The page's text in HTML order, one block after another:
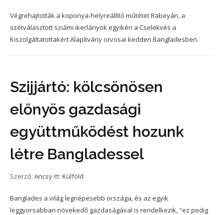
Végrehajtották a koponya-helyreállító műtétet Rabeyán, a
szétválasztott sziámi ikerlányok egyikén a Cselekvés a
Kiszolgáltatottakért Alapítvány orvosai kedden Bangladesben.
Szijjártó: kölcsönösen
előnyös gazdasági
együttműködést hozunk
létre Bangladessel
Szerző: Ancsy itt: Külföld
Banglades a világ legnépesebb országa, és az egyik
leggyorsabban növekedő gazdaságával is rendelkezik, "ez pedig